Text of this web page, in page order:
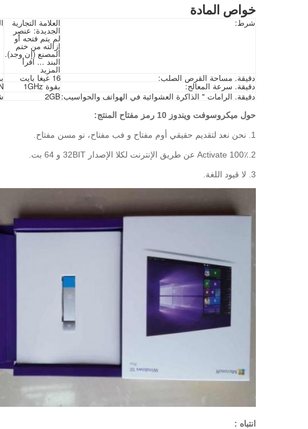
خواص المادة
شرط: العلامة التجارية
الجديدة: عنصر
لم يتم فتحه أو
إزالته من ختم
المصنع (إن وجد).
البند ... اقرأ
المزيد
دقيقة. مساحة القرص الصلب: 16 غيغا بايت
دقيقة. سرعة المعالج: بقوة 1GHz
دقيقة. الرامات " الذاكرة العشوائية في الهواتف والحواسيب:2GB
حول ميكروسوفت ويندوز 10 رمز مفتاح المنتج:
1. نحن نعد لتقديم حقيقي أوم مفتاح و فب مفتاح، نو مسن مفتاح.
2.Activate 100٪ عن طريق الإنترنت لكلا الإصدار 32BIT و 64 بت.
3. لا قيود اللغة.
انتباه :